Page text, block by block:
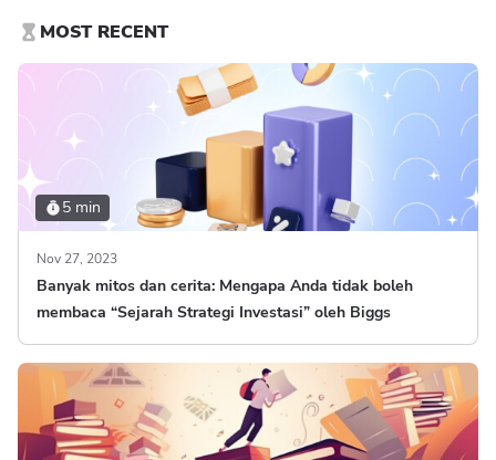
MOST RECENT
5 min
Nov 27, 2023
Banyak mitos dan cerita: Mengapa Anda tidak boleh
membaca “Sejarah Strategi Investasi” oleh Biggs